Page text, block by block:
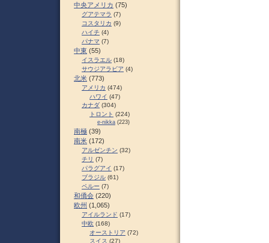
中央アメリカ (75)
グアテマラ (7)
コスタリカ (9)
ハイチ (4)
パナマ (7)
中東 (55)
イスラエル (18)
サウジアラビア (4)
北米 (773)
アメリカ (474)
ハワイ (47)
カナダ (304)
トロント (224)
e-nikka (223)
南極 (39)
南米 (172)
アルゼンチン (32)
チリ (7)
パラグアイ (17)
ブラジル (61)
ペルー (7)
和僑会 (220)
欧州 (1,065)
アイルランド (17)
中欧 (168)
オーストリア (72)
スイス (27)